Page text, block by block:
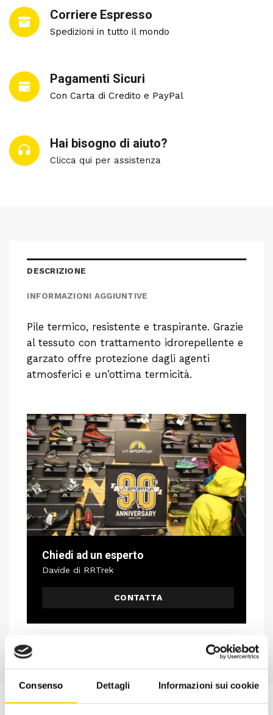
Consenso Dettagli Informazioni sui cookie
Corriere Espresso
Spedizioni in tutto il mondo
Pagamenti Sicuri
Con Carta di Credito e PayPal
Hai bisogno di aiuto?
Clicca qui per assistenza
Chiedi ad un esperto
Davide di RRTrek
CONTATTA
DESCRIZIONE
INFORMAZIONI AGGIUNTIVE
Pile termico, resistente e traspirante. Grazie
al tessuto con trattamento idrorepellente e
garzato offre protezione dagli agenti
atmosferici e un’ottima termicità.